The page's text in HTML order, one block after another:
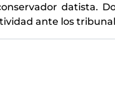
datista.
ante los